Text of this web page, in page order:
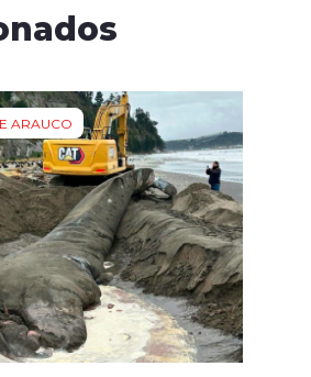
ARAUCO